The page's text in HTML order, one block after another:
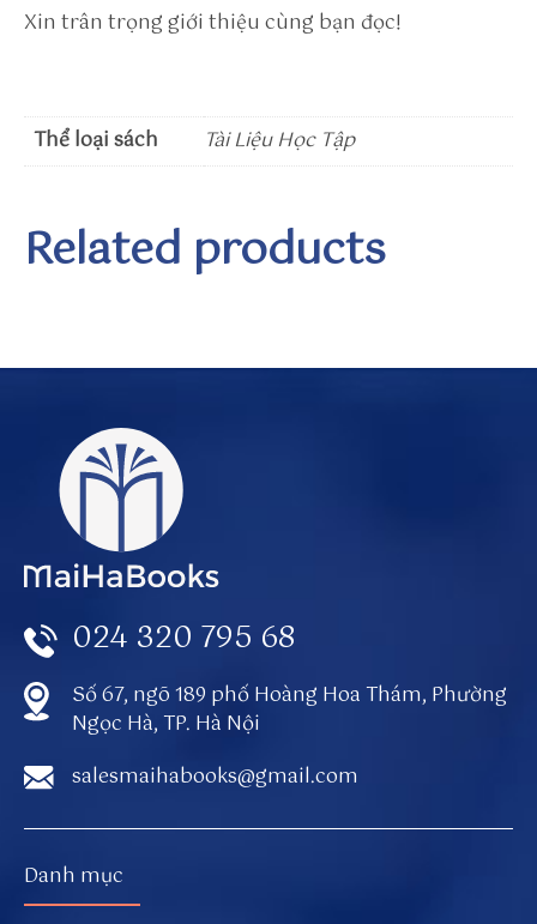
g/
U
S
se
r/
tt
//
u
n
w
in
.e
u
c
at
Xin trân trọng giới thiệu cùng bạn đọc!
Thể loại sách Tài Liệu Học Tập
Related products
024 320 795 68
Số 67, ngõ 189 phố Hoàng Hoa Thám, Phường
Ngọc Hà, TP. Hà Nội
salesmaihabooks@gmail.com
Danh mục